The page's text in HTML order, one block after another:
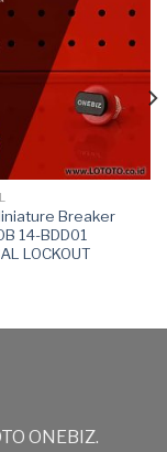
Breaker
14-BDD01
LOCKOUT
ONEBIZ.